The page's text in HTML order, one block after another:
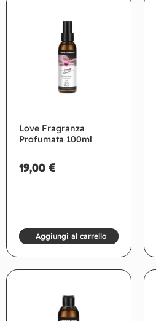
Love Fragranza
Profumata 100ml
19,00 €
Aggiungi al carrello